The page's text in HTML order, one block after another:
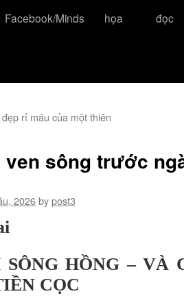
Facebook/Minds
họa
đọc
rỉ máu của một thiên
ven sông trước
2026bypost3
HỒNG – VÀ
CỌC